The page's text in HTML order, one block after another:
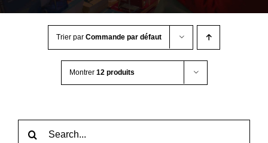
CONTACT
Trier par Commande par défaut
Montrer 12 produits